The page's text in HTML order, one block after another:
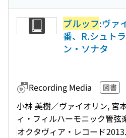
ブルッフ:ヴァ
番、R.シュト
ン・ソナタ
Recording Media 図書
小林 美樹／ヴァイオリン, 宮
ィ・フィルハーモニック管弦
オクタヴィア・レコード